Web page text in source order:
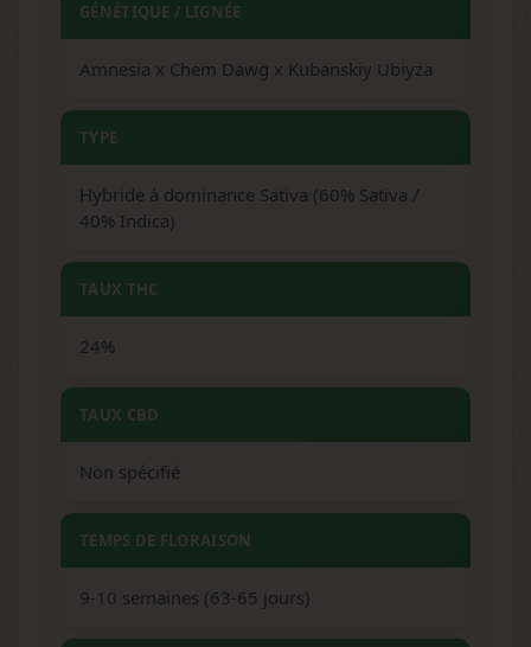
GÉNÉTIQUE / LIGNÉE
Amnesia x Chem Dawg x Kubanskiy Ubiyza
TYPE
Hybride à dominance Sativa (60% Sativa /
40% Indica)
TAUX THC
24%
TAUX CBD
Non spécifié
TEMPS DE FLORAISON
9-10 semaines (63-65 jours)